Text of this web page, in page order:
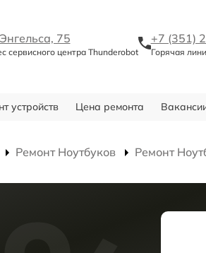
75
сервисного центра Thunderobot
+7 (351)
Горячая
устройств Цена ремонта
Ремонт Ноутбуков Ремонт